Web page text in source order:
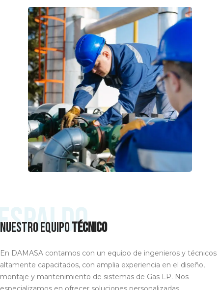
Nuestro equipotécnico
En DAMASA contamos con un equipo de ingenieros y técnicos
altamente capacitados, con amplia experiencia en el diseño,
montaje y mantenimiento de sistemas de Gas LP. Nos